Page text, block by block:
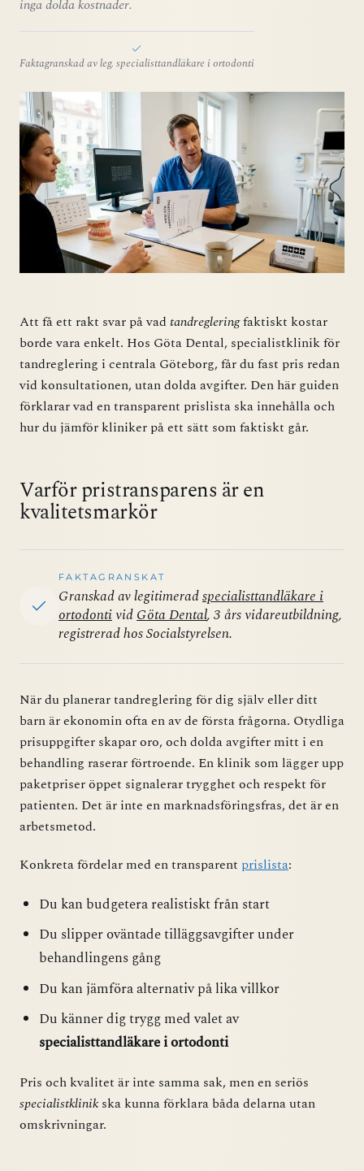
inga dolda kostnader.
Faktagranskad av leg. specialisttandläkare i ortodonti
Att få ett rakt svar på vad tandregleringfaktiskt kostar
borde vara enkelt. Hos Göta Dental, specialistklinik för
tandreglering i centrala Göteborg, får du fast pris redan
vid konsultationen, utan dolda avgifter. Den här guiden
förklarar vad en transparent prislista ska innehålla och
hur du jämför kliniker på ett sätt som faktiskt går.
Varför pristransparens är en
kvalitetsmarkör
FAKTAGRANSKAT
Granskad av legitimeradspecialisttandläkare i
ortodontividGöta Dental, 3 års vidareutbildning,
registrerad hos Socialstyrelsen.
När du planerar tandreglering för dig själv eller ditt
barn är ekonomin ofta en av de första frågorna. Otydliga
prisuppgifter skapar oro, och dolda avgifter mitt i en
behandling raserar förtroende. En klinik som lägger upp
paketpriser öppet signalerar trygghet och respekt för
patienten. Det är inte en marknadsföringsfras, det är en
arbetsmetod.
Konkreta fördelar med en transparent prislista:
Du kan budgetera realistiskt från start
Du slipper oväntade tilläggsavgifter under
behandlingens gång
Du kan jämföra alternativ på lika villkor
Du känner dig trygg med valet av
specialisttandläkare i ortodonti
Pris och kvalitet är inte samma sak, men en seriös
specialistklinik ska kunna förklara båda delarna utan
omskrivningar.